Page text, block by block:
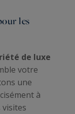
les
de luxe
votre
une
à